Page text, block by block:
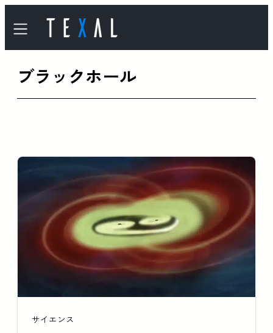
容
を
ブラックホール
サイエンス